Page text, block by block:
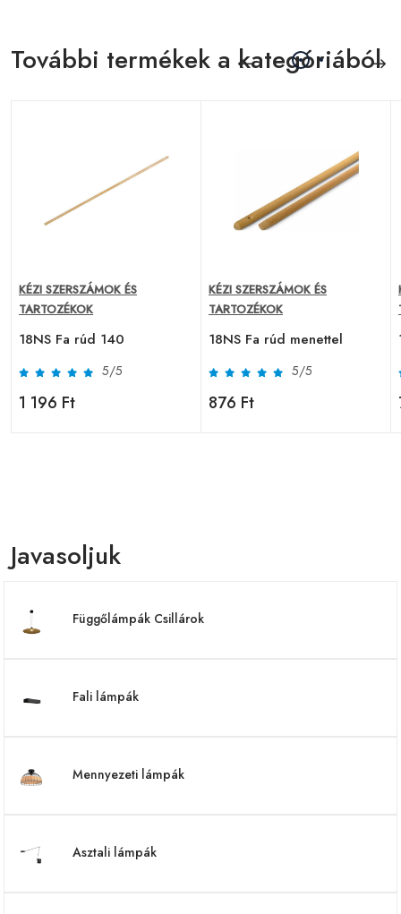
További termékek a kategóriából
KÉZI SZERSZÁMOK ÉS
TARTOZÉKOK
18NS Fa rúd 140
5/5
1 196 Ft
KÉZI SZERSZÁMOK ÉS
TARTOZÉKOK
18NS Fa rúd menettel
5/5
876 Ft
Javasoljuk
Függőlámpák Csillárok
Fali lámpák
Mennyezeti lámpák
Asztali lámpák